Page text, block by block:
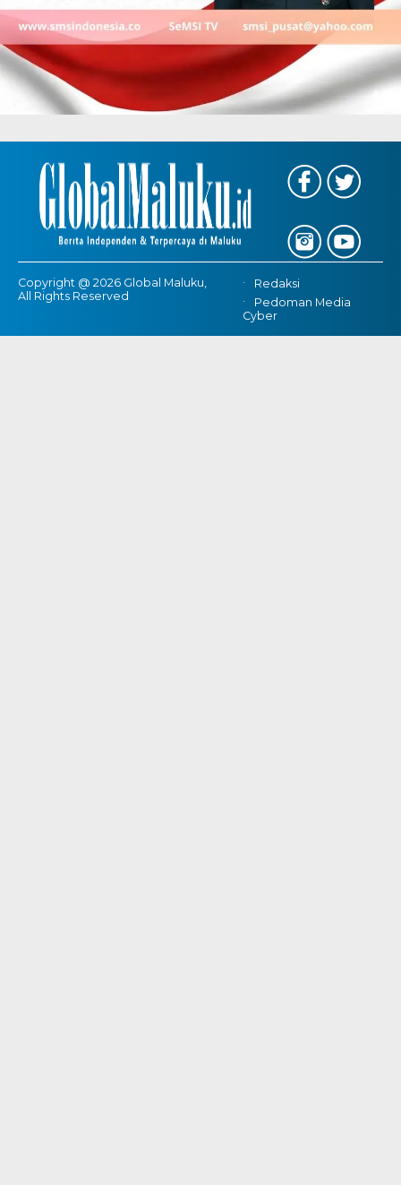
Copyright @ 2026 Global Maluku,
All Rights Reserved
Redaksi
Pedoman Media
Cyber